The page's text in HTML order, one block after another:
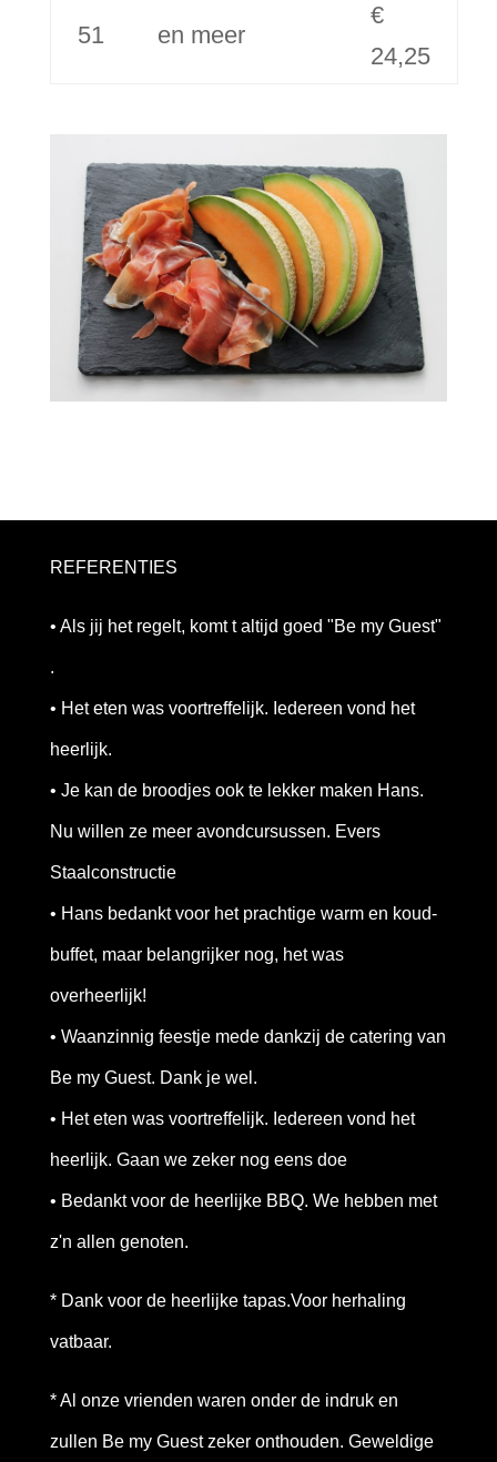
51 en meer
€
24,25
REFERENTIES
• Als jij het regelt, komt t altijd goed "Be my Guest"
.
• Het eten was voortreffelijk. Iedereen vond het
heerlijk.
• Je kan de broodjes ook te lekker maken Hans.
Nu willen ze meer avondcursussen. Evers
Staalconstructie
• Hans bedankt voor het prachtige warm en koud-
buffet, maar belangrijker nog, het was
overheerlijk!
• Waanzinnig feestje mede dankzij de catering van
Be my Guest. Dank je wel.
• Het eten was voortreffelijk. Iedereen vond het
heerlijk. Gaan we zeker nog eens doe
• Bedankt voor de heerlijke BBQ. We hebben met
z'n allen genoten.
* Dank voor de heerlijke tapas.Voor herhaling
vatbaar.
* Al onze vrienden waren onder de indruk en
zullen Be my Guest zeker onthouden. Geweldige